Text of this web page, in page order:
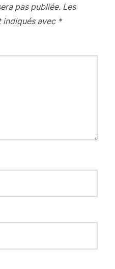
pas publiée. Les
indiqués avec *